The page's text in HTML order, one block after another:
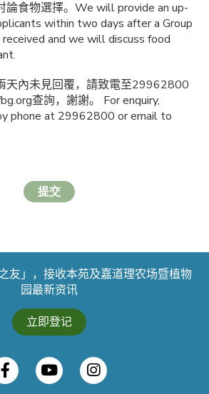
食物選擇。 We will provide an up-
within two days after a Group
and we will discuss food
天內未見回覆，請致電至29962800
查詢，謝謝。 For enquiry,
phone at 29962800 or email to
提交
友」，接收本苑及嘉道理农场暨植物
园最新资讯
立即登记